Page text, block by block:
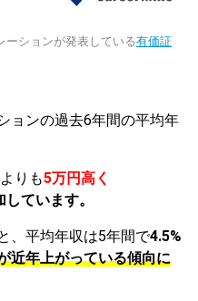
ーションが発表している有価証
ョンの過去6年間の平均年
りも5万円高く
ています。
、平均年収は5年間で4.5%
近年上がっている傾向に